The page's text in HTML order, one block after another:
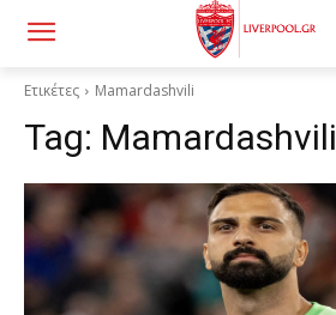
Ετικέτες Mamardashvili
Tag: Mamardashvili